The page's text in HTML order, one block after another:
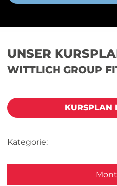
UNSER
WITTLICH GROUP
KURSPLAN
Kategorie: